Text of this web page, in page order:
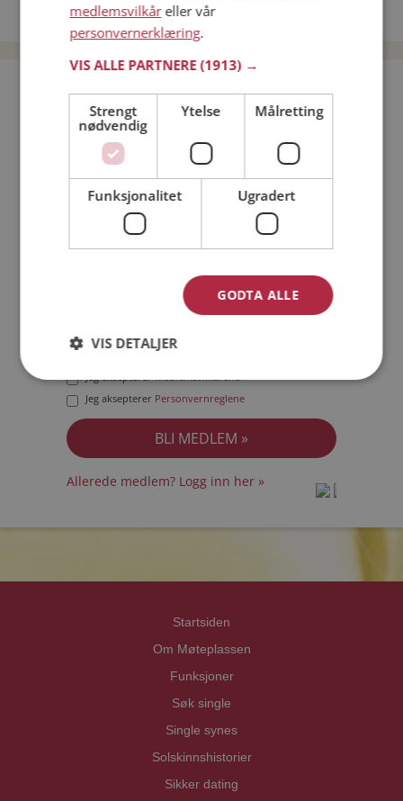
Date menn i Norge
Bli medlem gratis!
Jeg er en: Mann Kvinne
Min alder:
Jeg akseptererMedlemsvilkårene
Jeg aksepterer Personvernreglene
Allerede medlem? Logg inn her »
Startsiden
Om Møteplassen
Funksjoner
Søk single
Single synes
Solskinnshistorier
Sikker dating
medlemsvilkåreller vår
personvernerklæring.
VIS ALLE PARTNERE(1913) →
Strengt
nødvendig
Ytelse Målretting
Funksjonalitet Ugradert
GODTA ALLE
VIS DETALJER